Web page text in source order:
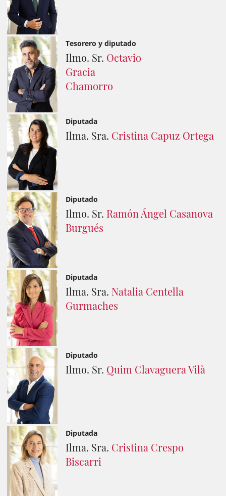
Tesorero y diputado
Ilmo. Sr. Octavio
Gracia
Chamorro
Diputada
Ilma. Sra. Cristina Capuz Ortega
Diputado
Ilmo. Sr. Ramón Ángel Casanova
Burgués
Diputada
Ilma. Sra. Natalia Centella
Gurmaches
Diputado
Ilmo. Sr. Quim Clavaguera Vilà
Diputada
Ilma. Sra. Cristina Crespo
Biscarri